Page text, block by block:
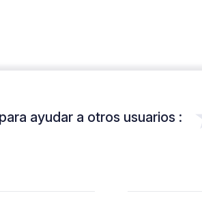
ayudar a otros usuarios :